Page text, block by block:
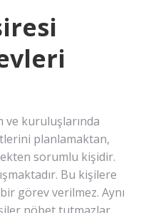
ve kuruluşlarında
planlamaktan,
sorumlu kişidir.
Bu kişilere
görev verilmez. Aynı